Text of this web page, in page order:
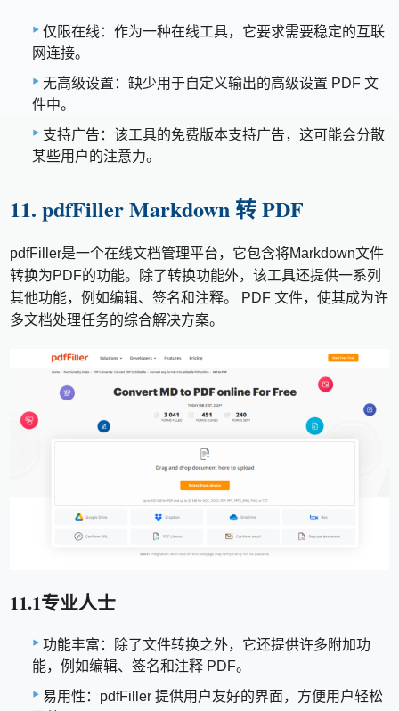
仅限在线：作为一种在线工具，它要求需要稳定的互联
网连接。
无高级设置：缺少用于自定义输出的高级设置 PDF 文
件中。
支持广告：该工具的免费版本支持广告，这可能会分散
某些用户的注意力。
11. pdfFiller Markdown 转 PDF
pdfFiller是一个在线文档管理平台，它包含将Markdown文件
转换为PDF的功能。除了转换功能外，该工具还提供一系列
其他功能，例如编辑、签名和注释。 PDF 文件，使其成为许
多文档处理任务的综合解决方案。
11.1专业人士
功能丰富：除了文件转换之外，它还提供许多附加功
能，例如编辑、签名和注释 PDF。
易用性：pdfFiller 提供用户友好的界面，方便用户轻松